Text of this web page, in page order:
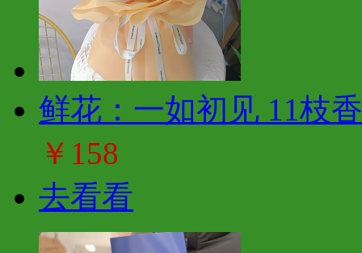
鲜花：一如初见 11枝
￥158
去看看